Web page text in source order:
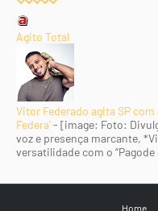
Agito Total
Vitor Federado agita SP
Federa'- [image: Foto:
voz e presença marcante,
versatilidade com o “Pagode
Home